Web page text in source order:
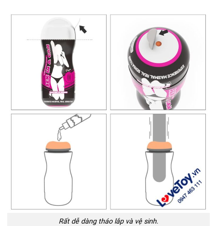
Rất dễ dàng tháo lắp và vệ sinh.